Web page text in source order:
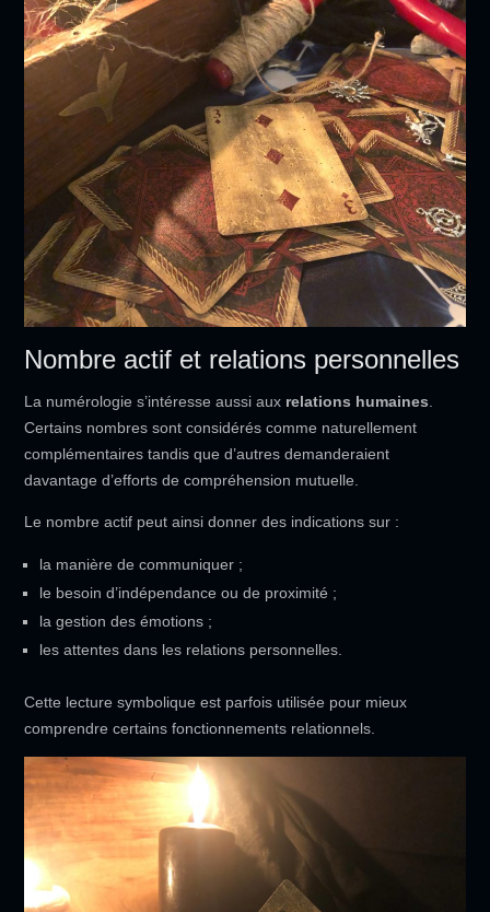
Nombre actif et relations personnelles
La numérologie s’intéresse aussi aux relations humaines.
Certains nombres sont considérés comme naturellement
complémentaires tandis que d’autres demanderaient
davantage d’efforts de compréhension mutuelle.
Le nombre actif peut ainsi donner des indications sur :
la manière de communiquer ;
le besoin d’indépendance ou de proximité ;
la gestion des émotions ;
les attentes dans les relations personnelles.
Cette lecture symbolique est parfois utilisée pour mieux
comprendre certains fonctionnements relationnels.